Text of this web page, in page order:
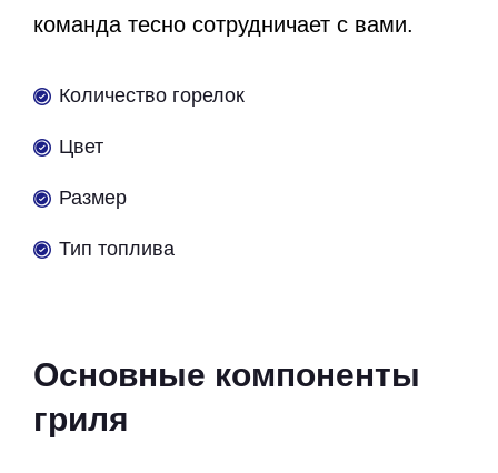
команда тесно сотрудничает с вами.
Количество горелок
Цвет
Размер
Тип топлива
Основные компоненты
гриля